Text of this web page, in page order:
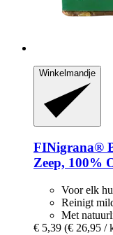
Winkelmandje
FINigrana®
Zeep, 100%
Voor elk
Reinigt
Met
€ 5,39 (€ 26,95 /